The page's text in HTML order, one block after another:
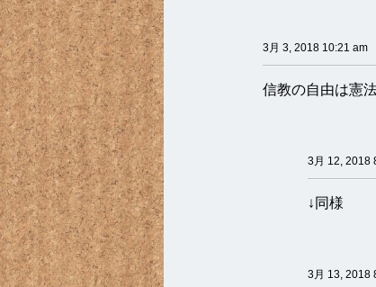
3月 3, 2018 10:21 am
信教の自由は憲
3月 12, 2018
↓同様
3月 13, 2018